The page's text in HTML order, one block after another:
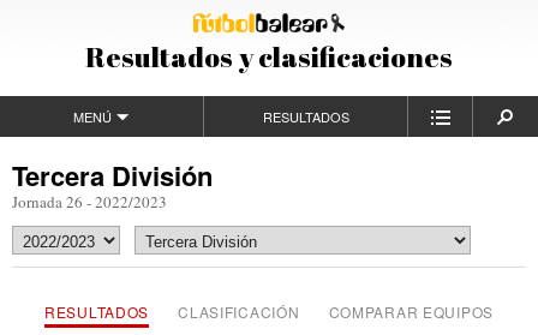
Resultados y clasificaciones
MENÚ RESULTADOS
Tercera División
Jornada 26 - 2022/2023
RESULTADOS CLASIFICACIÓN COMPARAR EQUIPOS